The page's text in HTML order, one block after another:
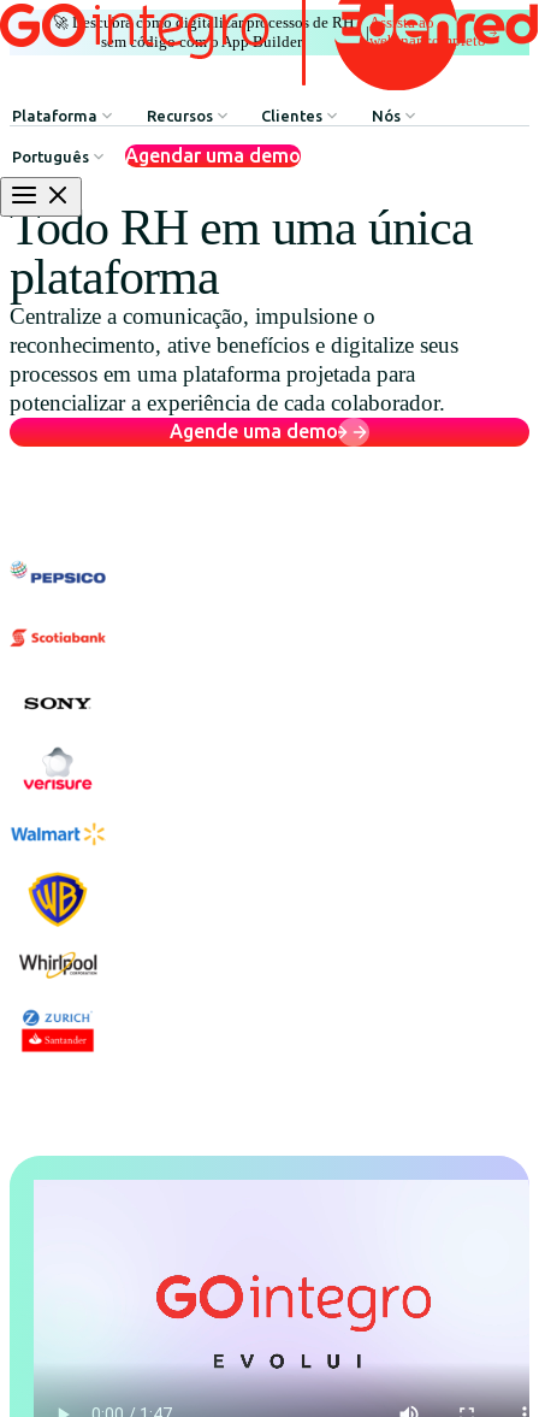
🚀 Descubra como digitalizar processos de RH
sem código com o App Builder.
|
Assista ao
webinar completo
Plataforma
Comunicação Interna
Processos de Recursos Humanos
Reconhecimentos & Prêmios
Benefícios & Bem-estar
Rede de Descontos
Agente de Recursos Humanos
Recursos
Employee Experience Awards
Casos de Sucesso
Webinars
Blog
Baixar Recursos
Clientes
Casos de Sucesso
Nós
Equipe de Liderança
Português
Argentina
Brasil
Colombia
English
Agendar uma demo
Todo RH em uma única
plataforma
Centralize a comunicação, impulsione o
reconhecimento, ative benefícios e digitalize seus
processos em uma plataforma projetada para
potencializar a experiência de cada colaborador.
Agende uma demo